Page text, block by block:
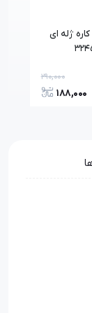
ژله ای
290,000
188,000